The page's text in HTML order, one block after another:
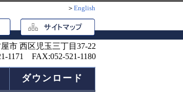
＞ English
市 西区児玉三丁目37-22
1171 FAX:052-521-1180
ダウンロード